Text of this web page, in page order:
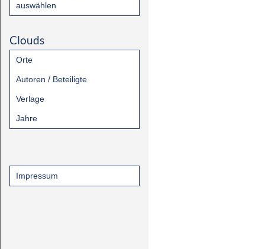
auswählen
Clouds
Orte
Autoren / Beteiligte
Verlage
Jahre
Impressum